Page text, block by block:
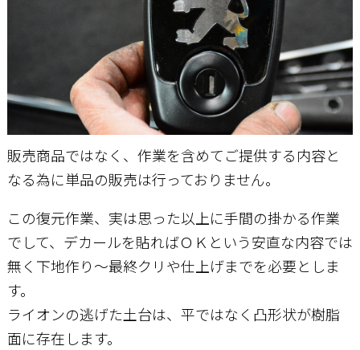
販売商品ではなく、作業を含めてご提供する内容と
なる為に単品の販売は行っておりません。
この復元作業、実は思った以上に手間の掛かる作業
でして、デカールを貼ればＯＫという安直な内容では
無く下地作り～最終クリや仕上げまでを必要としま
す。
ライオンの逃げた土台は、平ではなく凸形状が樹脂
面に存在します。